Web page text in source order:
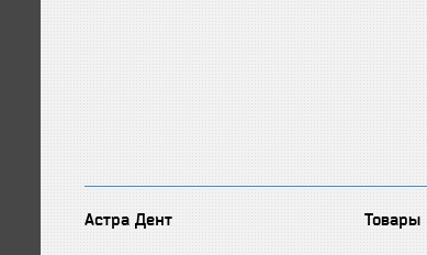
Астра Дент Товары